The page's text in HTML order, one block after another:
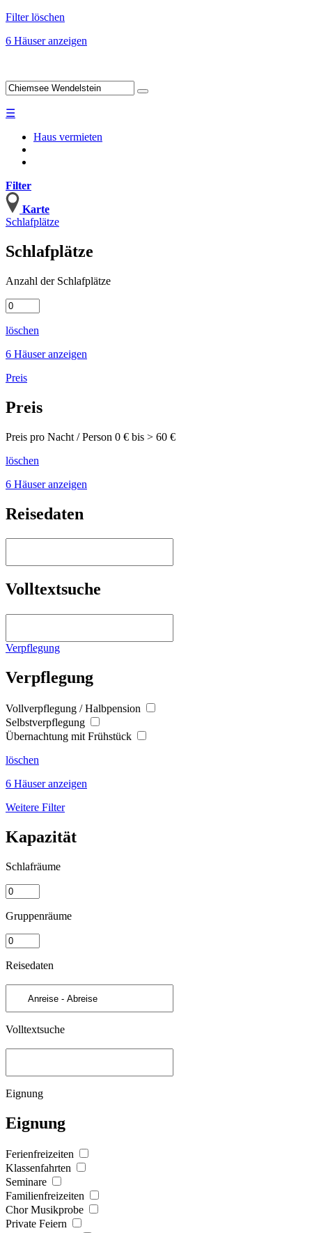
Filter löschen
6 Häuser anzeigen
☰
Haus vermieten
Filter
Karte
Schlafplätze
Schlafplätze
Anzahl der Schlafplätze
löschen
6 Häuser anzeigen
Preis
Preis
Preis pro Nacht / Person 0 € bis > 60 €
löschen
6 Häuser anzeigen
Reisedaten
Volltextsuche
Verpflegung
Verpflegung
Vollverpflegung / Halbpension
Selbstverpflegung
Übernachtung mit Frühstück
löschen
6 Häuser anzeigen
Weitere Filter
Kapazität
Schlafräume
Gruppenräume
Reisedaten
Volltextsuche
Eignung
Eignung
Ferienfreizeiten
Klassenfahrten
Seminare
Familienfreizeiten
Chor Musikprobe
Private Feiern